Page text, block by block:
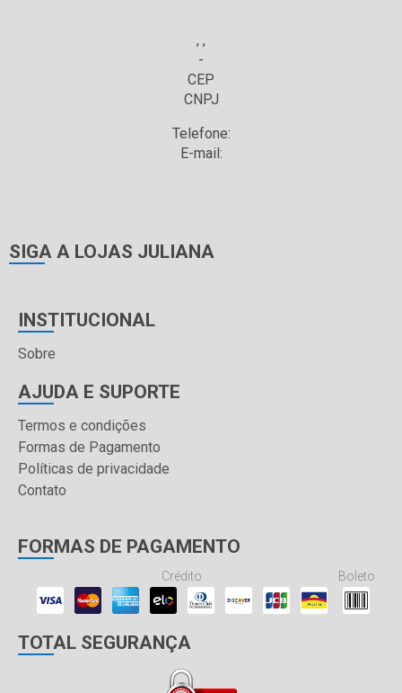
, ,
-
CEP
CNPJ
Telefone:
E-mail:
SIGA A LOJAS JULIANA
INSTITUCIONAL
Sobre
AJUDA E SUPORTE
Termos e condições
Formas de Pagamento
Políticas de privacidade
Contato
FORMAS DE PAGAMENTO
Crédito Boleto
TOTAL SEGURANÇA